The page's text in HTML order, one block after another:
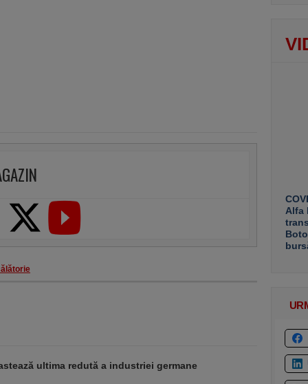
ultima redută a industriei germane
Alfa